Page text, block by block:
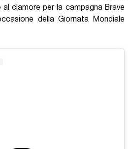
al clamore per la campagna Brave
della Giornata Mondiale